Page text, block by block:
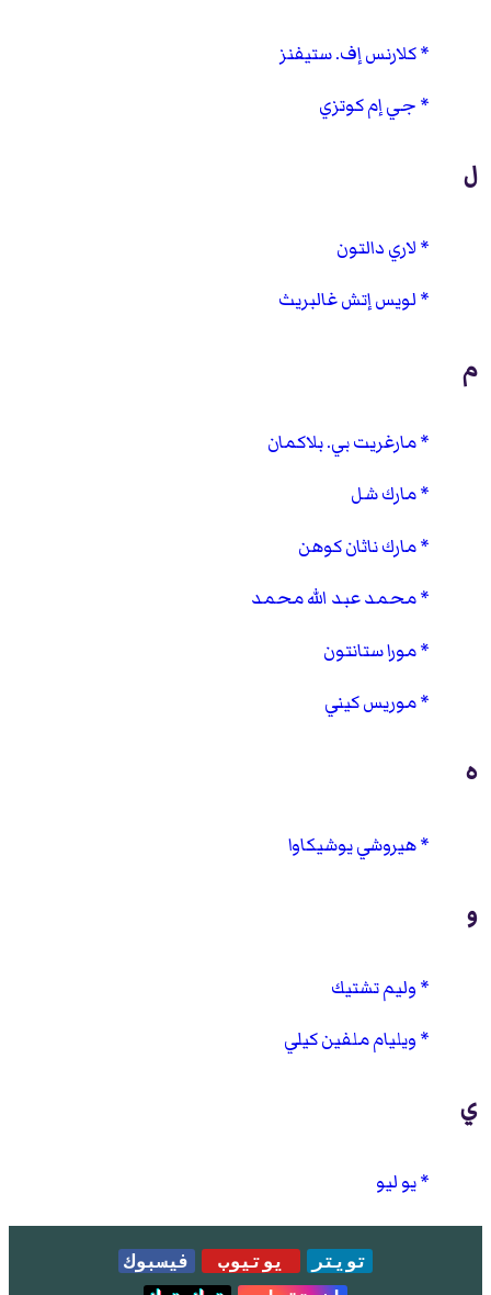
كلارنس إف. ستيفنز
جي إم كوتزي
ل
لاري دالتون
لويس إتش غالبريث
م
مارغريت بي. بلاكمان
مارك شل
مارك ناثان كوهن
محمد عبد الله محمد
مورا ستانتون
موريس كيني
ه
هيروشي يوشيكاوا
و
وليم تشتيك
ويليام ملفين كيلي
ي
يو ليو
تويتر يوتيوب
فيسبوك